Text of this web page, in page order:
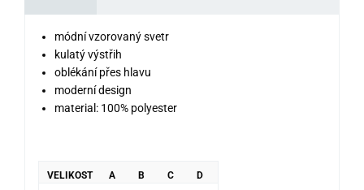
módní vzorovaný svetr
kulatý výstřih
oblékání přes hlavu
moderní design
material: 100% polyester
VELIKOST A B C D